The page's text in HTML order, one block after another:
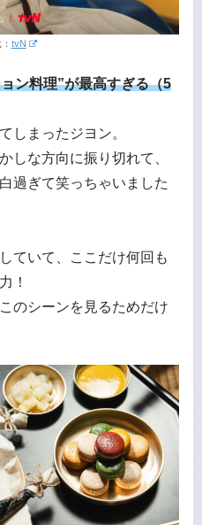
tvN
ン料理”が最高すぎる（5
しまったジヨン。
しな方向に振り切れて、
過ぎて笑っちゃいました
ていて、ここだけ何回も
！
のシーンを見るためだけ